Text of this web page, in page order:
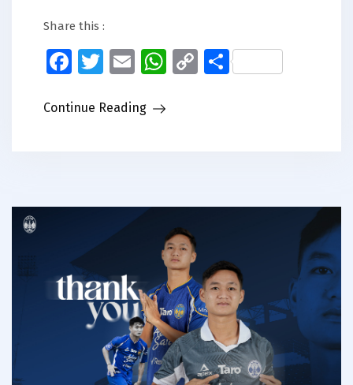
Share this :
Facebook
Twitter
EmailWhatsApp
CopyShare
Continue Reading